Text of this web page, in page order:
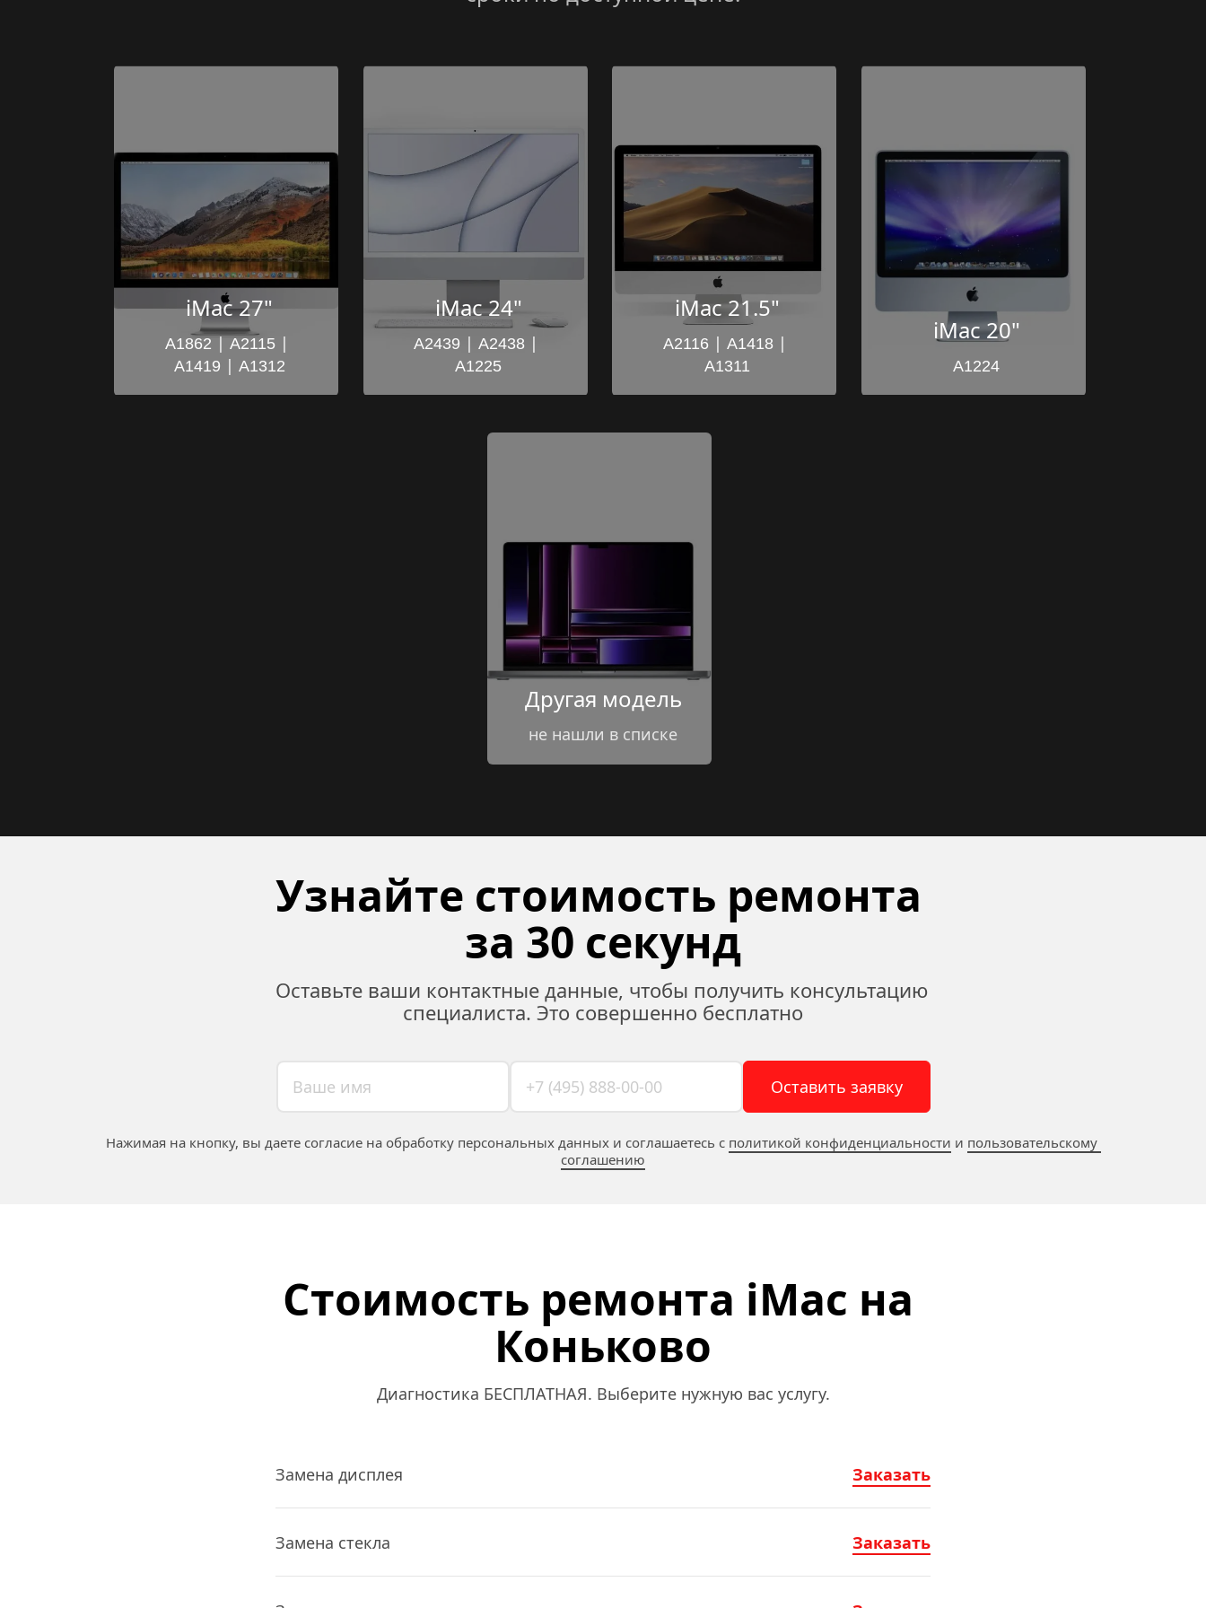
iMac 27"
A1862 | A2115
A1419 | A1312
iMac 24"
A2439 | A2438
A1225
iMac 21.5"
A2116 | A1418
A1311
iMac 20"
A1224
Другая модель
не нашли в списке
Узнайте стоимость ремонта
за 30 секунд
Оставьте ваши контактные данные, чтобы получить консультацию
специалиста. Это совершенно бесплатно
Оставить заявку
Нажимая на кнопку, вы даете согласие на обработку персональных данных и соглашаетесь c политикой конфиденциальности и пользовательскому
соглашению
Стоимость ремонта iMac на
Коньково
Диагностика БЕСПЛАТНАЯ. Выберите нужную вас услугу.
Замена дисплея Заказать
Замена стекла Заказать